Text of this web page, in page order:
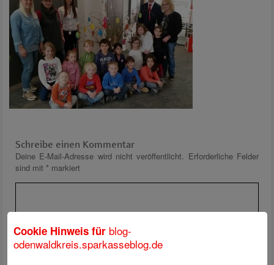
Schreibe einen Kommentar
Deine E-Mail-Adresse wird nicht veröffentlicht. Erforderliche Felder
sind mit * markiert
Cookie Hinweis für blog-
odenwaldkreis.sparkasseblog.de